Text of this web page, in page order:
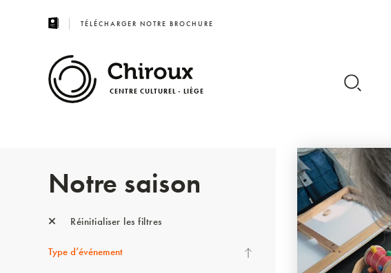
TÉLÉCHARGER NOTRE BROCHURE
CENTRE CULTUREL - LIÈGE
Notre saison
Réinitialiser les filtres
Type d’événement